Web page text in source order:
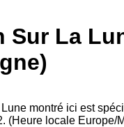
Sur La
montré ici est
(Heure locale Europe/